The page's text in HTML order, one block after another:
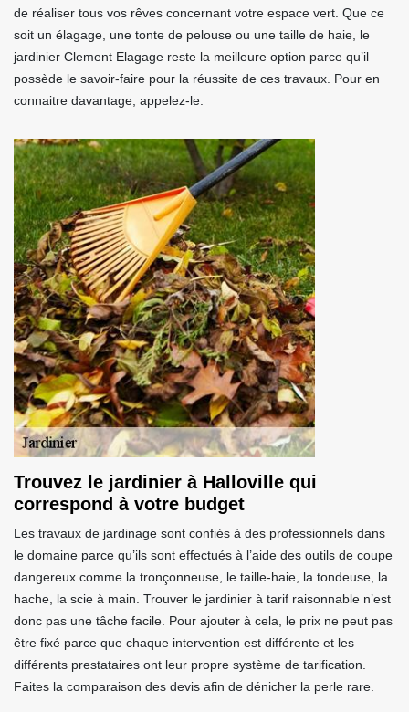
de réaliser tous vos rêves concernant votre espace vert. Que ce
soit un élagage, une tonte de pelouse ou une taille de haie, le
jardinier Clement Elagage reste la meilleure option parce qu’il
possède le savoir-faire pour la réussite de ces travaux. Pour en
connaitre davantage, appelez-le.
Trouvez le jardinier à Halloville qui
correspond à votre budget
Les travaux de jardinage sont confiés à des professionnels dans
le domaine parce qu’ils sont effectués à l’aide des outils de coupe
dangereux comme la tronçonneuse, le taille-haie, la tondeuse, la
hache, la scie à main. Trouver le jardinier à tarif raisonnable n’est
donc pas une tâche facile. Pour ajouter à cela, le prix ne peut pas
être fixé parce que chaque intervention est différente et les
différents prestataires ont leur propre système de tarification.
Faites la comparaison des devis afin de dénicher la perle rare.